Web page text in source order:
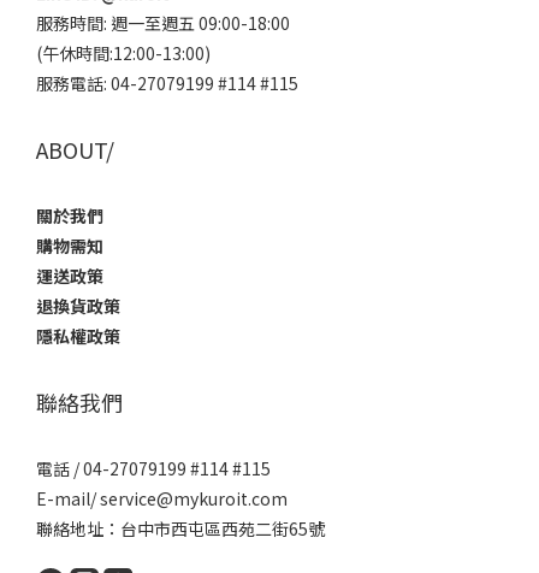
服務時間: 週一至週五 09:00-18:00
(午休時間:12:00-13:00)
服務電話: 04-27079199 #114 #115
ABOUT/
關於我們
購物需知
運送政策
退換貨政策
隱私權政策
聯絡我們
電話 / 04-27079199 #114 #115
E-mail/ service@mykuroit.com
聯絡地址：台中市西屯區西苑二街65號